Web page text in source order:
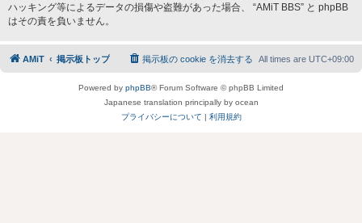
ハッキング等によるデータの損傷や盗難があった場合、 “AMiT BBS” と phpBB
はその責を負いません。
AMiT 掲示板トップ All times are UTC+09:00
掲示板の cookie を消去する
Powered by phpBB® Forum Software © phpBB Limited
Japanese translation principally by ocean
プライバシーについて | 利用規約